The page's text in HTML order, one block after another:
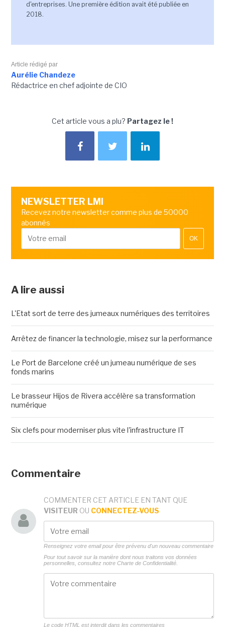
d'entreprises. Une première édition avait été publiée en
2018.
Article rédigé par
Aurélie Chandeze
Rédactrice en chef adjointe de CIO
Cet article vous a plu? Partagez le !
NEWSLETTER LMI
Recevez notre newsletter comme plus de 50000
abonnés
OK
A lire aussi
L'Etat sort de terre des jumeaux numériques des territoires
Arrêtez de financer la technologie, misez sur la performance
Le Port de Barcelone créé un jumeau numérique de ses
fonds marins
Le brasseur Hijos de Rivera accélère sa transformation
numérique
Six clefs pour moderniser plus vite l'infrastructure IT
Commentaire
COMMENTER CET ARTICLE EN TANT QUE
VISITEUR OU CONNECTEZ-VOUS
Renseignez votre email pour être prévenu d'un nouveau commentaire
Pour tout savoir sur la manière dont nous traitons vos données
personnelles, consultez notre Charte de Confidentialité.
Le code HTML est interdit dans les commentaires